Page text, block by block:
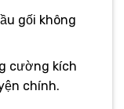
gối không
cường kích
chính.